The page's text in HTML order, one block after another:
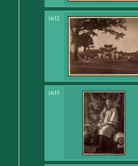
1632
1633